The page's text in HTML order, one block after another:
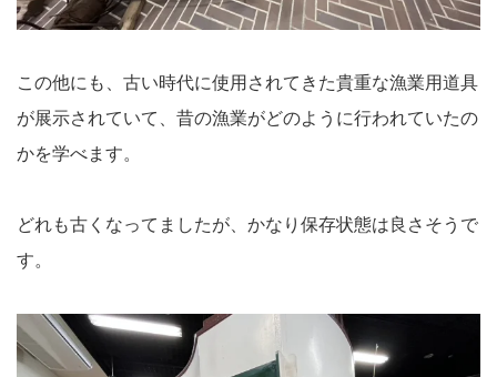
この他にも、古い時代に使用されてきた貴重な漁業用道具
が展示されていて、昔の漁業がどのように行われていたの
かを学べます。
どれも古くなってましたが、かなり保存状態は良さそうで
す。